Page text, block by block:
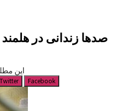
صدها زندانی در
این
Twitter Facebook